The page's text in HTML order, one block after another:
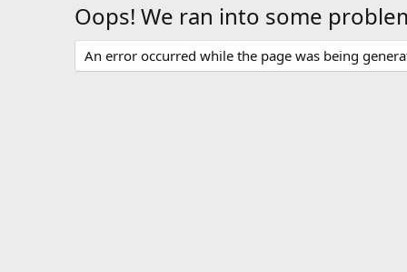
Oops! We ran into some
An error occurred while the page was being